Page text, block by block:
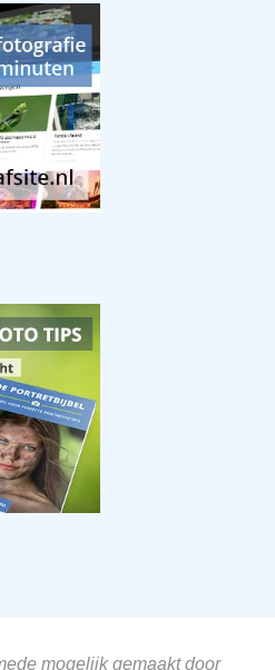
mogelijk gemaakt door